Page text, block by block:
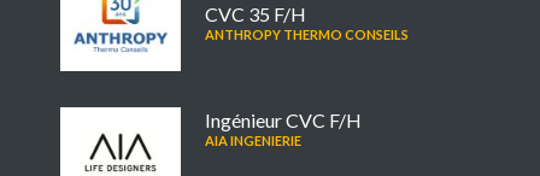
CVC 35 F/H
ANTHROPY THERMO CONSEILS
Ingénieur CVC F/H
AIA INGENIERIE